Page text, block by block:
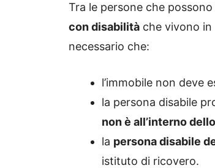
Tra le persone che possono
con disabilità che vivono
necessario che:
l’immobile non deve
la persona disabile
non è all’interno
la persona disabile
istituto di ricovero.